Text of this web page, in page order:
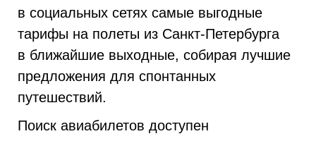
в социальных сетях самые выгодные
тарифы на полеты из Санкт-Петербурга
в ближайшие выходные, собирая лучшие
предложения для спонтанных
путешествий.
Поиск авиабилетов доступен